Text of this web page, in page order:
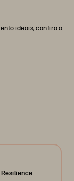
ideais, confira o